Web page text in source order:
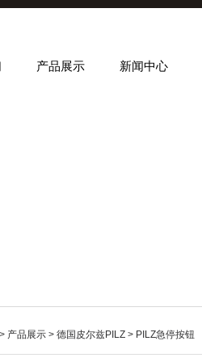
产品展示 新闻中心
> 产品展示 > 德国皮尔兹PILZ > PILZ急停按钮